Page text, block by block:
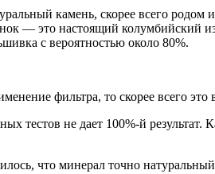
камень, скорее всего родом
— это настоящий колумбийский
с вероятностью около 80%.
фильтра, то скорее всего это
тестов не дает 100%-й
что минерал точно